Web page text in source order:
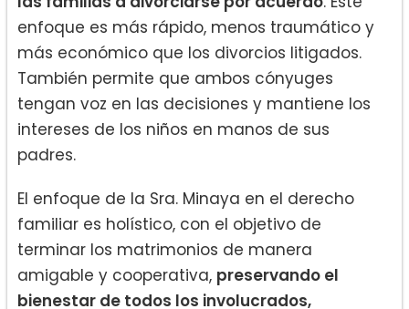
enfoque es más rápido, menos traumático y
más económico que los divorcios litigados.
También permite que ambos cónyuges
tengan voz en las decisiones y mantiene los
intereses de los niños en manos de sus
padres.
El enfoque de la Sra. Minaya en el derecho
familiar es holístico, con el objetivo de
terminar los matrimonios de manera
amigable y cooperativa, preservando el
bienestar de todos los involucrados,